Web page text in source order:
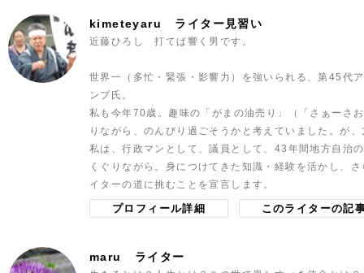
kimeteyaru ライター見習い
近藤ひろし 打てば響く男です。
世界一（多忙・緊張・影響力）を強いられる、第45代
ンプ氏。
私も今年70歳。趣味の「がまの油売り」（「さぁーさ
りながら、のんびり過ごそうかと考えていました。が
私は、行政マンとして、議員として、43年間地方自治
くぐりながら。身につけてきた知識・経験を活かし、
イターの道に挑むことを宣言します。
プロフィール詳細 このライターの記
maru ライター